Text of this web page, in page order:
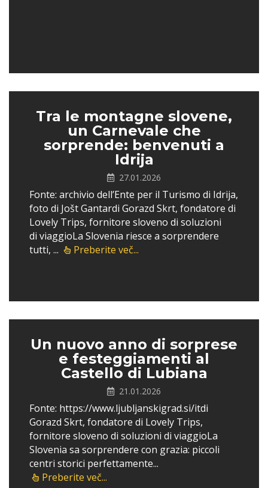
Tra le montagne slovene,
un Carnevale che
sorprende: benvenuti a
Idrija
27.01.2026
Fonte: archivio dell’Ente per il Turismo di Idrija,
foto di Jošt Gantardi Gorazd Skrt, fondatore di
Lovely Trips, fornitore sloveno di soluzioni
di viaggioLa Slovenia riesce a sorprendere
tutti, ...
Preberite več...
Un nuovo anno di sorprese
e festeggiamenti al
Castello di Lubiana
21.01.2026
Fonte: https://www.ljubljanskigrad.si/itdi
Gorazd Skrt, fondatore di Lovely Trips,
fornitore sloveno di soluzioni di viaggioLa
Slovenia sa sorprendere con grazia: piccoli
centri storici perfettamente...
Preberite več...